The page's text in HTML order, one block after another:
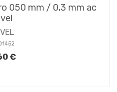
050 mm / 0,3 mm ac
€